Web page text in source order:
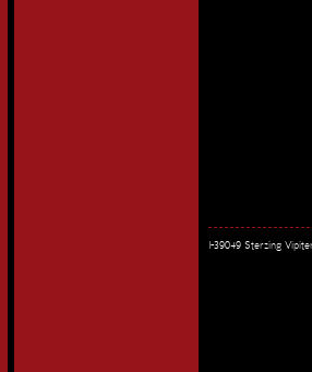
I-39049 Sterzing